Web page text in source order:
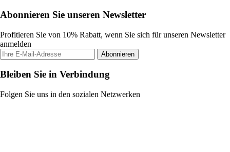
Abonnieren Sie unseren Newsletter
Profitieren Sie von 10% Rabatt, wenn Sie sich für unseren Newsletter
anmelden
Abonnieren
Bleiben Sie in Verbindung
Folgen Sie uns in den sozialen Netzwerken